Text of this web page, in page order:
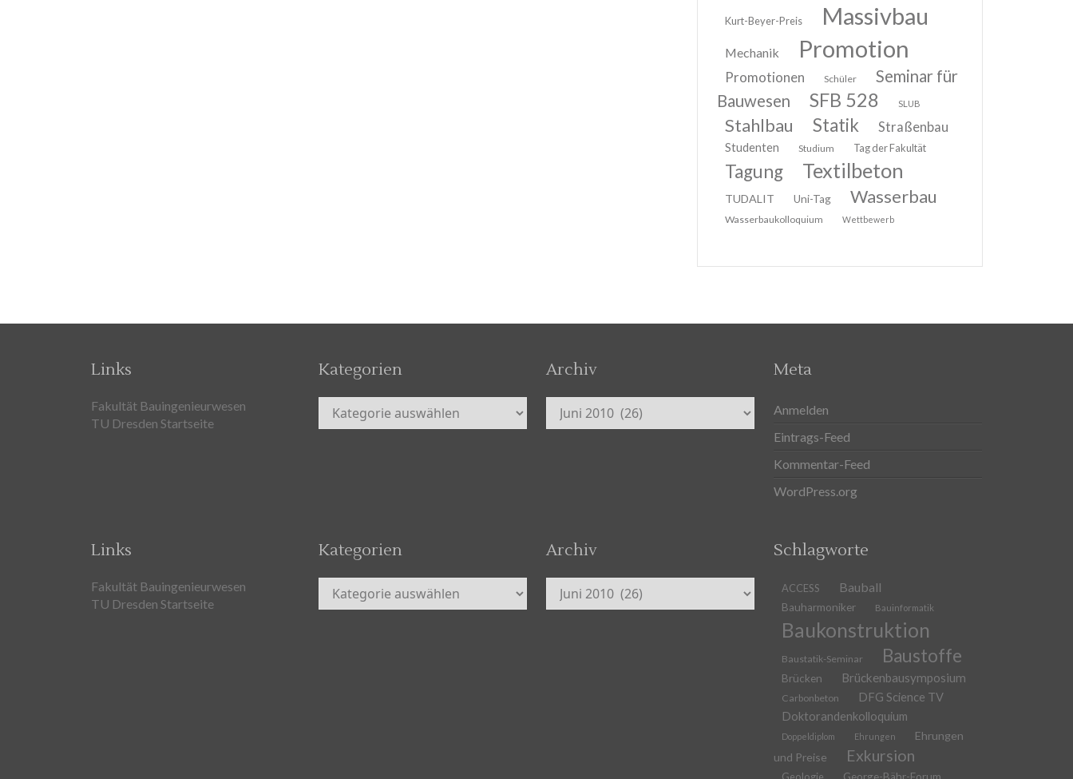
Kurt-Beyer-Preis Massivbau
Mechanik Promotion
Promotionen Schüler
Seminar für
Bauwesen
SFB 528 SLUB
Stahlbau Statik Straßenbau
Studenten Studium Tag der Fakultät
Tagung Textilbeton
TUDALIT Uni-Tag Wasserbau
Wasserbaukolloquium Wettbewerb
Links
Fakultät Bauingenieurwesen
TU Dresden Startseite
Kategorien
Kategorien
Archiv
Archiv
Meta
Anmelden
Eintrags-Feed
Kommentar-Feed
WordPress.org
Links
Fakultät Bauingenieurwesen
TU Dresden Startseite
Kategorien
Kategorien
Archiv
Archiv
Schlagworte
ACCESS Bauball
Bauharmoniker Bauinformatik
Baukonstruktion
Baustatik-Seminar Baustoffe
Brücken Brückenbausymposium
Carbonbeton
DFG Science TV
Doktorandenkolloquium
Doppeldiplom Ehrungen
Ehrungen
und Preise
Exkursion
Geologie George-Bähr-Forum